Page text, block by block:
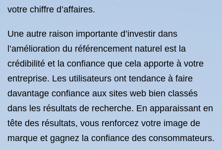
votre chiffre d’affaires.
Une autre raison importante d’investir dans
l’amélioration du référencement naturel est la
crédibilité et la confiance que cela apporte à votre
entreprise. Les utilisateurs ont tendance à faire
davantage confiance aux sites web bien classés
dans les résultats de recherche. En apparaissant en
tête des résultats, vous renforcez votre image de
marque et gagnez la confiance des consommateurs.